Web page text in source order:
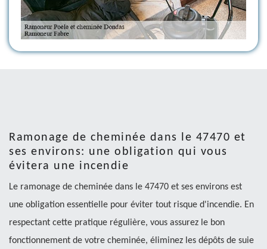
Ramonage de cheminée dans le 47470 et
ses environs: une obligation qui vous
évitera une incendie
Le ramonage de cheminée dans le 47470 et ses environs est
une obligation essentielle pour éviter tout risque d'incendie. En
respectant cette pratique régulière, vous assurez le bon
fonctionnement de votre cheminée, éliminez les dépôts de suie